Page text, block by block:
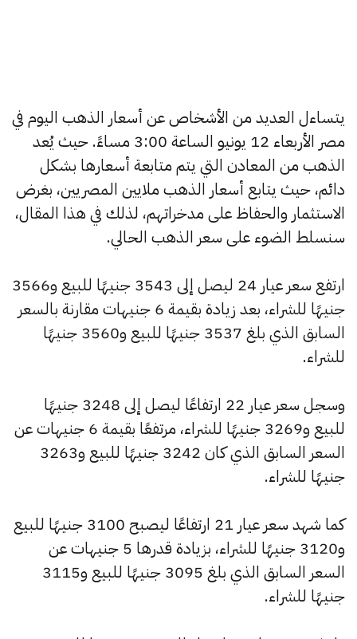
يتساءل العديد من الأشخاص عن أسعار الذهب اليوم في
مصر الأربعاء 12 يونيو الساعة 3:00 مساءً. حيث يُعد
الذهب من المعادن التي يتم متابعة أسعارها بشكل
دائم، حيث يتابع أسعار الذهب ملايين المصريين، بغرض
الاستثمار والحفاظ على مدخراتهم، لذلك في هذا المقال،
سنسلط الضوء على سعر الذهب الحالي.
ارتفع سعر عيار 24 ليصل إلى 3543 جنيهًا للبيع و3566
جنيهًا للشراء، بعد زيادة بقيمة 6 جنيهات مقارنة بالسعر
السابق الذي بلغ 3537 جنيهًا للبيع و3560 جنيهًا
للشراء.
وسجل سعر عيار 22 ارتفاعًا ليصل إلى 3248 جنيهًا
للبيع و3269 جنيهًا للشراء، مرتفعًا بقيمة 6 جنيهات عن
السعر السابق الذي كان 3242 جنيهًا للبيع و3263
جنيهًا للشراء.
كما شهد سعر عيار 21 ارتفاعًا ليصبح 3100 جنيهًا للبيع
و3120 جنيهًا للشراء، بزيادة قدرها 5 جنيهات عن
السعر السابق الذي بلغ 3095 جنيهًا للبيع و3115
جنيهًا للشراء.